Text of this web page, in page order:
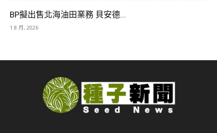
BP擬出售北海油田業務 貝安德...
1 8 月, 2026